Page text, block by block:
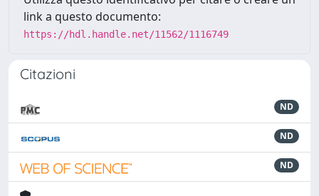
link a questo documento:
https://hdl.handle.net/11562/1116749
Citazioni
ND
ND
ND